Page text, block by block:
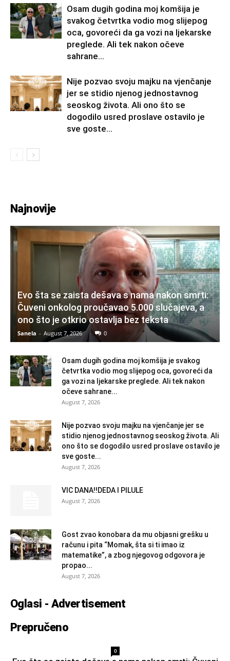
Osam dugih godina moj komšija je
svakog četvrtka vodio mog slijepog
oca, govoreći da ga vozi na ljekarske
preglede. Ali tek nakon očeve
sahrane...
Nije pozvao svoju majku na vjenčanje
jer se stidio njenog jednostavnog
seoskog života. Ali ono što se
dogodilo usred proslave ostavilo je
sve goste...
Najnovije
Evo šta se zaista dešava s nama nakon smrti:
Čuveni onkolog proučavao 5.000 slučajeva, a
ono što je otkrio ostavlja bez teksta
Sanela - August 7, 2026 0
Osam dugih godina moj komšija je svakog
četvrtka vodio mog slijepog oca, govoreći da
ga vozi na ljekarske preglede. Ali tek nakon
očeve sahrane...
August 7, 2026
Nije pozvao svoju majku na vjenčanje jer se
stidio njenog jednostavnog seoskog života. Ali
ono što se dogodilo usred proslave ostavilo je
sve goste...
August 7, 2026
VIC DANA!!DEDA I PILULE
August 7, 2026
Gost zvao konobara da mu objasni grešku u
računu i pita “Momak, šta si ti imao iz
matematike”, a zbog njegovog odgovora je
propao...
August 7, 2026
Oglasi - Advertisement
Prepručeno
0